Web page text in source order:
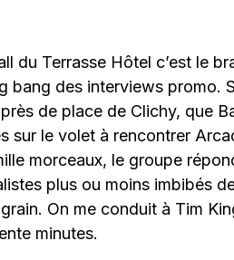
du Terrasse Hôtel c’est le
bang des interviews promo.
de place de Clichy, que
sur le volet à rencontrer
morceaux, le groupe
plus ou moins imbibés
On me conduit à Tim
minutes.